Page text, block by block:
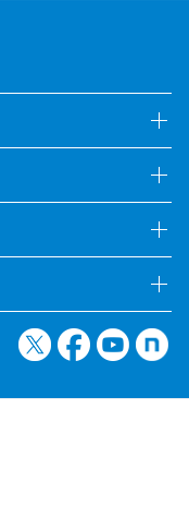
X（旧Twitter）
Facebook